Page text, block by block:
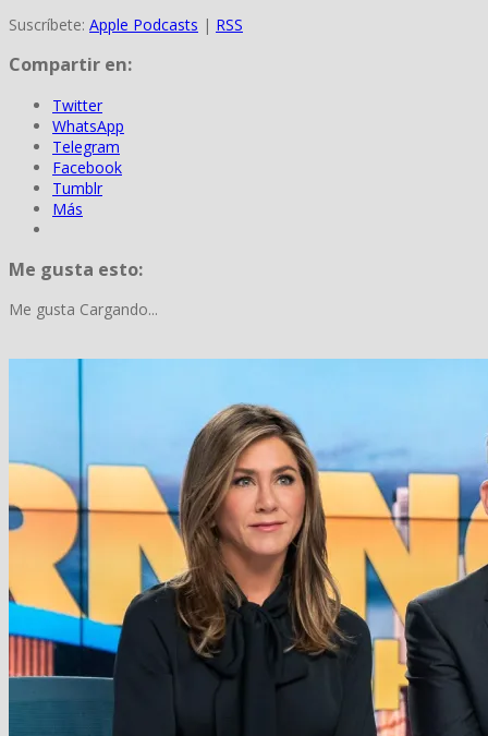
Suscríbete: Apple Podcasts | RSS
Compartir en:
Twitter
WhatsApp
Telegram
Facebook
Tumblr
Más
Me gusta esto:
Me gusta Cargando...